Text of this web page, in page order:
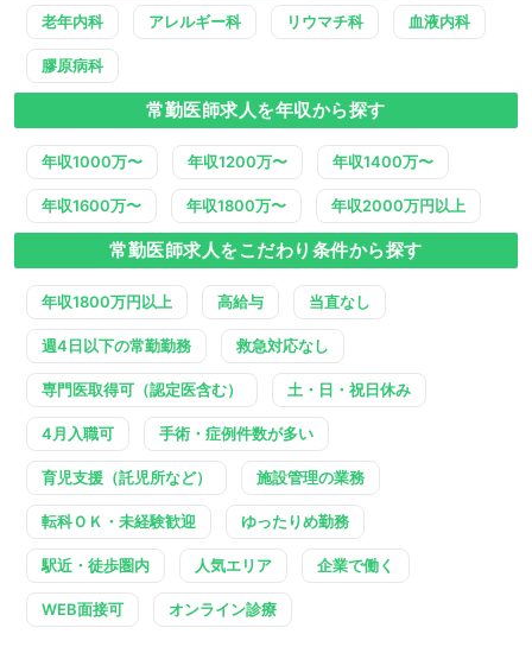
老年内科 アレルギー科 リウマチ科 血液内科
膠原病科
常勤医師求人を年収から探す
年収1000万〜 年収1200万〜 年収1400万〜
年収1600万〜 年収1800万〜 年収2000万円以上
常勤医師求人をこだわり条件から探す
年収1800万円以上 高給与 当直なし
週4日以下の常勤勤務 救急対応なし
専門医取得可（認定医含む） 土・日・祝日休み
4月入職可 手術・症例件数が多い
育児支援（託児所など） 施設管理の業務
転科ＯＫ・未経験歓迎 ゆったりめ勤務
駅近・徒歩圏内 人気エリア 企業で働く
WEB面接可 オンライン診療